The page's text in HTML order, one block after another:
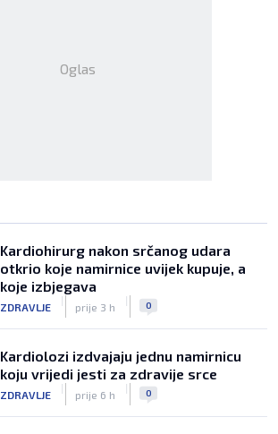
Oglas
Kardiohirurg nakon srčanog udara
otkrio koje namirnice uvijek kupuje, a
koje izbjegava
ZDRAVLJE
|
prije 3 h
| 0
Kardiolozi izdvajaju jednu namirnicu
koju vrijedi jesti za zdravije srce
ZDRAVLJE
|
prije 6 h
| 0